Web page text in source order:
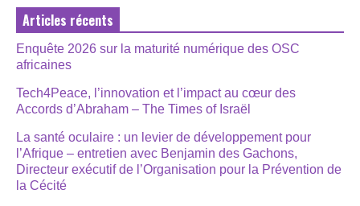
Articles récents
Enquête 2026 sur la maturité numérique des OSC
africaines
Tech4Peace, l’innovation et l’impact au cœur des
Accords d’Abraham – The Times of Israël
La santé oculaire : un levier de développement pour
l’Afrique – entretien avec Benjamin des Gachons,
Directeur exécutif de l’Organisation pour la Prévention de
la Cécité